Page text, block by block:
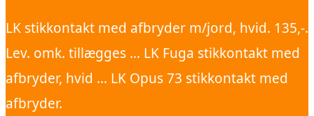
LK stikkontakt med afbryder m/jord, hvid. 135,-.
Lev. omk. tillægges … LK Fuga stikkontakt med
afbryder, hvid … LK Opus 73 stikkontakt med
afbryder.